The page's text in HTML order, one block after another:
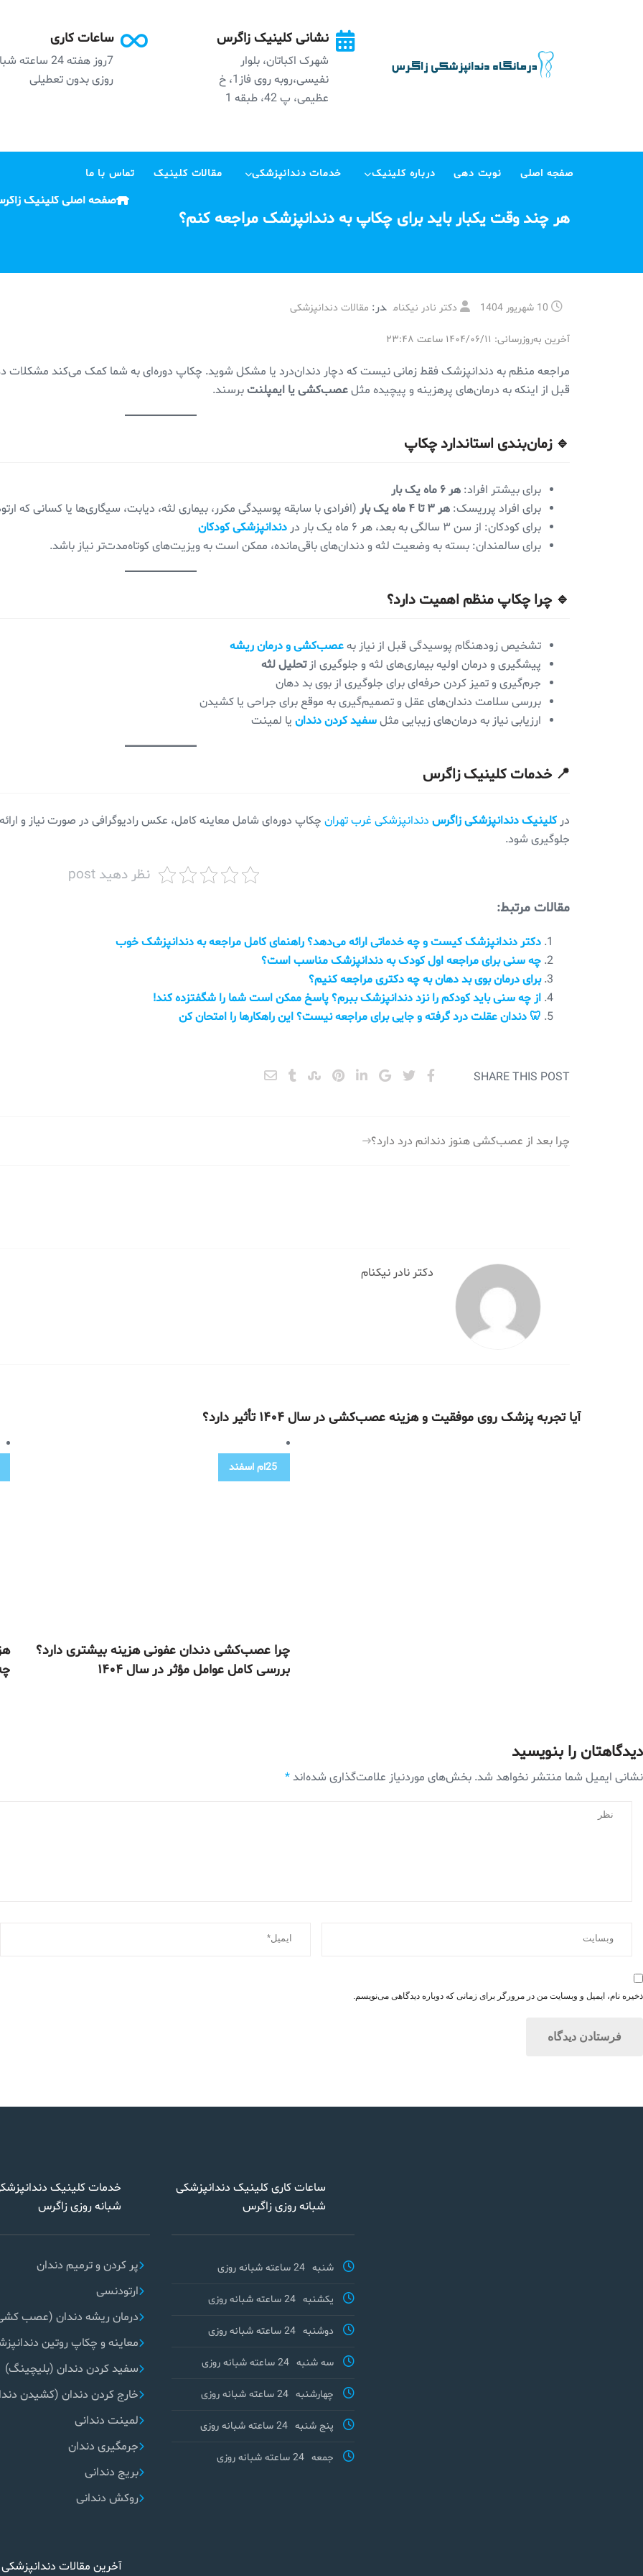
ساعات کاری
7روز هفته 24 ساعته
روزی بدون تعطیلی
نشانی کلینیک زاگرس
شهرک اکباتان، بلوار
نفیسی،روبه روی فاز1، خ
عظیمی، پ 42، طبقه 1
صفجه اصلی نوبت دهی درباره کلینیک خدمات دندانپزشکی مقالات کلینیک تماس با ما
هر چند وقت یکبار باید برای چکاپ به دندانپزشک مراجعه کنم؟
صفحه اصلی کلینیک
10 شهریور 1404 دکتر نادر نیکنام در: مقالات دندانپزشکی
آخرین به‌روزرسانی: ۱۴۰۴/۰۶/۱۱ ساعت ۲۳:۴۸
مراجعه منظم به دندانپزشک فقط زمانی نیست که دچار دندان‌درد یا مشکل شوید. چکاپ دوره‌ای به شما کمک می‌کند مشکلات
قبل از اینکه به درمان‌های پرهزینه و پیچیده مثلعصب‌کشی یا ایمپلنتبرسند.
🔹 زمان‌بندی استاندارد چکاپ
برای بیشتر افراد: هر ۶ ماه یک بار
برای افراد پرریسک: هر ۳ تا ۴ ماه یک بار
(افرادی با سابقه پوسیدگی مکرر، بیماری لثه، دیابت، سیگاری‌ها یا کسانی که
برای کودکان: از سن ۳ سالگی به بعد، هر ۶ ماه یک بار در
دندانپزشکی کودکان
برای سالمندان: بسته به وضعیت لثه و دندان‌های باقی‌مانده، ممکن است به ویزیت‌های کوتاه‌مدت‌تر نیاز باشد.
🔹 چرا چکاپ منظم اهمیت دارد؟
تشخیص زودهنگام پوسیدگی قبل از نیاز بهعصب‌کشی و درمان ریشه
پیشگیری و درمان اولیه بیماری‌های لثه و جلوگیری ازتحلیل لثه
جرم‌گیری و تمیز کردن حرفه‌ای برای جلوگیری از بوی بد دهان
بررسی سلامت دندان‌های عقل و تصمیم‌گیری به موقع برای جراحی یا کشیدن
ارزیابی نیاز به درمان‌های زیبایی مثلسفید کردن دندان یا لمینت
📍 خدمات کلینیک زاگرس
در کلینیک دندانپزشکی زاگرس دندانپزشکی غرب تهران چکاپ دوره‌ای شامل معاینه کامل، عکس رادیوگرافی در صورت نیاز و
جلوگیری شود.
نظر دهید post
مقالات مرتبط:
دکتر دندانپزشک کیست و چه خدماتی ارائه می‌دهد؟ راهنمای کامل مراجعه به دندانپزشک خوب
چه سنی برای مراجعه اول کودک به دندانپزشک مناسب است؟
برای درمان بوی بد دهان به چه دکتری مراجعه کنیم؟
از چه سنی باید کودکم را نزد دندانپزشک ببرم؟ پاسخ ممکن است شما را شگفتزده کند!
🦷 دندان عقلت درد گرفته و جایی برای مراجعه نیست؟ این راهکارها را امتحان کن
SHARE THIS POST
راهبری
چرا بعد از عصب‌کشی هنوز دندانم درد دارد؟
دکتر نادر نیکنام
آیا تجربه پزشک روی موفقیت و هزینه عصب‌کشی در سال ۱۴۰۴ تأثیر دارد؟
25ام اسفند
چرا عصب‌کشی دندان عفونی هزینه بیشتری دارد؟
بررسی کامل عوامل مؤثر در سال ۱۴۰۴
دیدگاهتان را بنویسید
نشانی ایمیل شما منتشر نخواهد شد. بخش‌های موردنیاز علامت‌گذاری شده‌اند*
ذخیره نام، ایمیل و وبسایت من در مرورگر برای زمانی که دوباره دیدگاهی می‌نویسم.
خدمات کلینیک
شبانه روزی زاگرس
پر کردن و ترمیم دندان
ارتودنسی
درمان ریشه دندان (عصب
معاینه و چکاپ روتین
سفید کردن دندان (بلیچینگ)
خارج کردن دندان (کشیدن
لمینت دندانی
جرمگیری دندان
بریج دندانی
روکش دندانی
آخرین مقالات
ساعات کاری کلینیک دندانپزشکی
شبانه روزی زاگرس
شنبه 24 ساعته شبانه روزی
یکشنبه 24 ساعته شبانه روزی
دوشنبه 24 ساعته شبانه روزی
سه شنبه 24 ساعته شبانه روزی
چهارشنبه 24 ساعته شبانه روزی
پنج شنبه 24 ساعته شبانه روزی
جمعه 24 ساعته شبانه روزی